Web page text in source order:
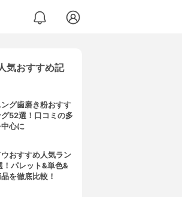
気おすすめ記
グ歯磨き粉おすす
52選！口コミの多
心に
おすすめ人気ラン
！パレット&単色&
を徹底比較！